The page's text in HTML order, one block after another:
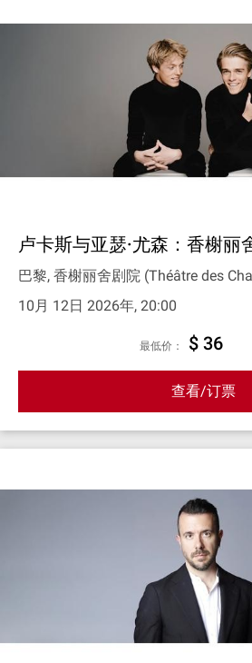
卢卡斯与亚瑟·尤森：香榭丽
巴黎, 香榭丽舍剧院 (Théâtre des
10月 12日 2026年, 20:00
最低价： $ 36
查看/订票